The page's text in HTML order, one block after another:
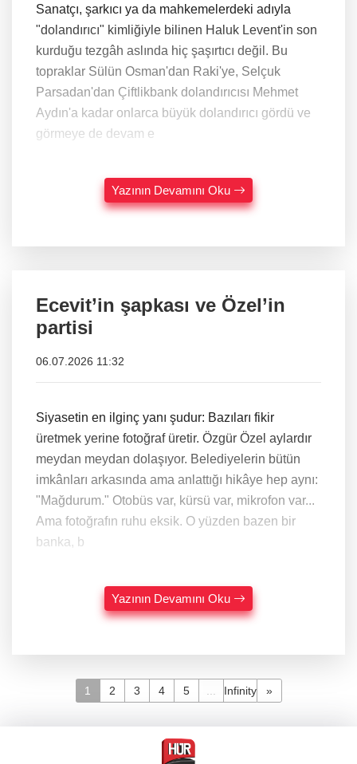
Sanatçı, şarkıcı ya da mahkemelerdeki adıyla
"dolandırıcı" kimliğiyle bilinen Haluk Levent'in son
kurduğu tezgâh aslında hiç şaşırtıcı değil. Bu
topraklar Sülün Osman'dan Raki'ye, Selçuk
Parsadan'dan Çiftlikbank dolandırıcısı Mehmet
Aydın'a kadar onlarca büyük dolandırıcı gördü ve
görmeye de devam e
Yazının Devamını Oku
Ecevit’in şapkası ve Özel’in
partisi
06.07.2026 11:32
Siyasetin en ilginç yanı şudur: Bazıları fikir
üretmek yerine fotoğraf üretir. Özgür Özel aylardır
meydan meydan dolaşıyor. Belediyelerin bütün
imkânları arkasında ama anlattığı hikâye hep aynı:
"Mağdurum." Otobüs var, kürsü var, mikrofon var...
Ama fotoğrafın ruhu eksik. O yüzden bazen bir
banka, b
Yazının Devamını Oku
1 2 3 4 5 Infinity »